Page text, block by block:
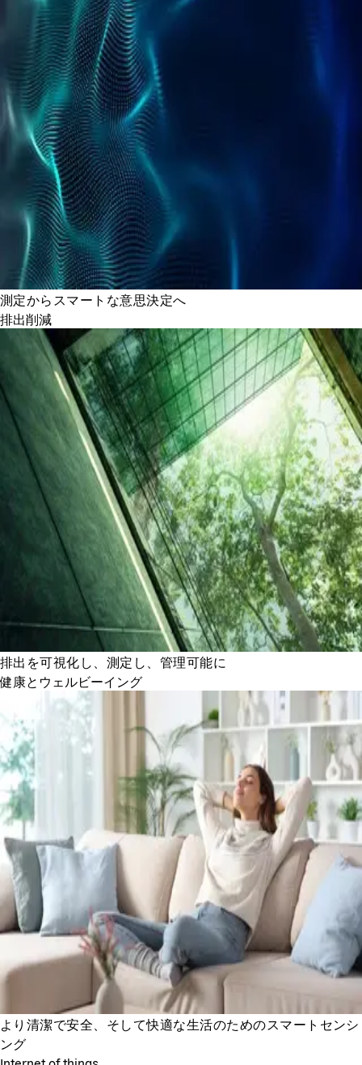
測定からスマートな意思決定へ
排出削減
排出を可視化し、測定し、管理可能に
健康とウェルビーイング
より清潔で安全、そして快適な生活のためのスマートセンシ
ング